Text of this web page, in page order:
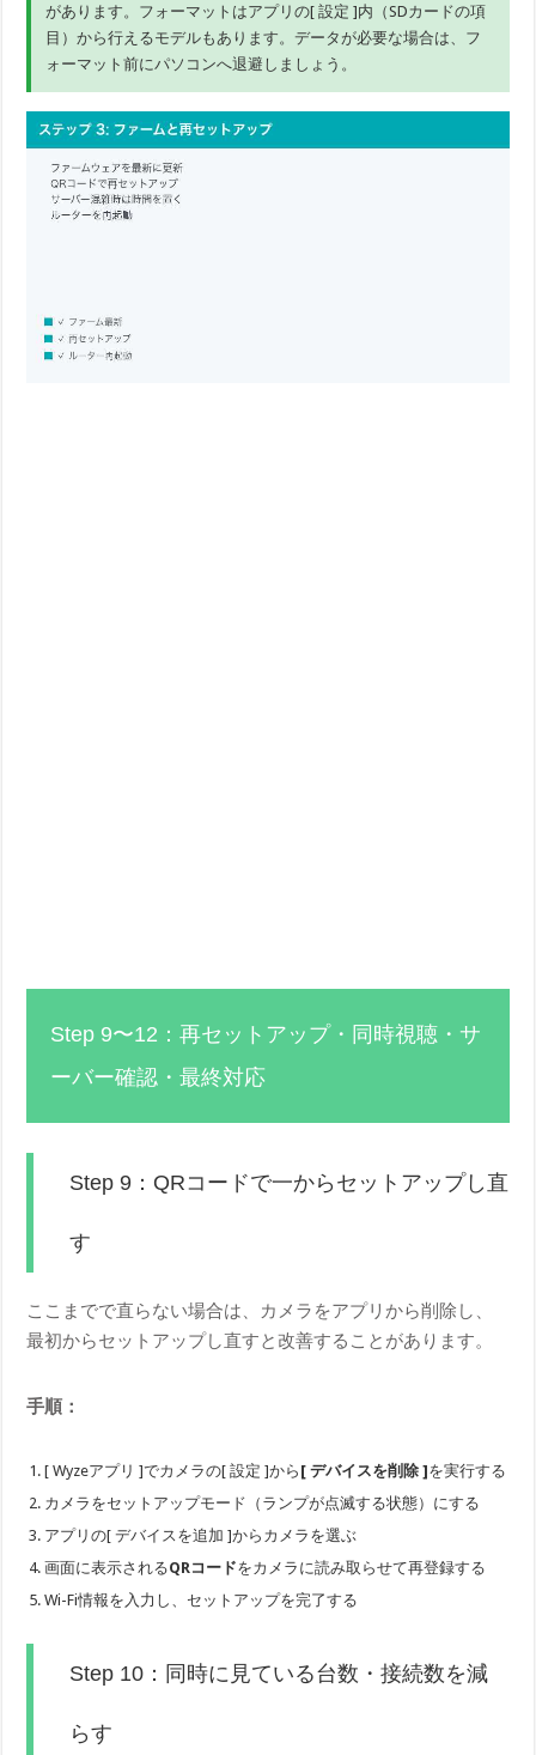
があります。フォーマットはアプリの[ 設定 ]内（SDカードの項
目）から行えるモデルもあります。データが必要な場合は、フ
ォーマット前にパソコンへ退避しましょう。
Step 9〜12：再セットアップ・同時視聴・サ
ーバー確認・最終対応
Step 9：QRコードで一からセットアップし直
す
ここまでで直らない場合は、カメラをアプリから削除し、
最初からセットアップし直すと改善することがあります。
手順：
[ Wyzeアプリ ]でカメラの[ 設定 ]から [ デバイスを削除 ]を実行する
カメラをセットアップモード（ランプが点滅する状態）にする
アプリの[ デバイスを追加 ]からカメラを選ぶ
画面に表示されるQRコードをカメラに読み取らせて再登録する
Wi-Fi情報を入力し、セットアップを完了する
Step 10：同時に見ている台数・接続数を減
らす